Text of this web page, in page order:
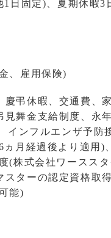
日固定)、夏期休暇
、雇用保険)
慶弔休暇、交通費、
舞金支給制度、永
インフルエンザ予防
月経過後より適用)
(株式会社ワースス
スターの認定資格取
能)